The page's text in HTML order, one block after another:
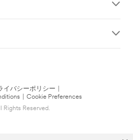
イバシーポリシー
Cookie Preferences
Reserved.